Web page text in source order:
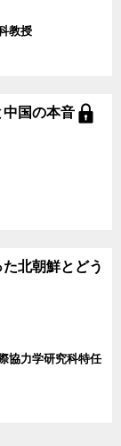
がある。そうで
とって有利なも
りなのか。武貞
の神保哲生と社
教授
国の本音
北朝鮮とどう
協力学研究科特任